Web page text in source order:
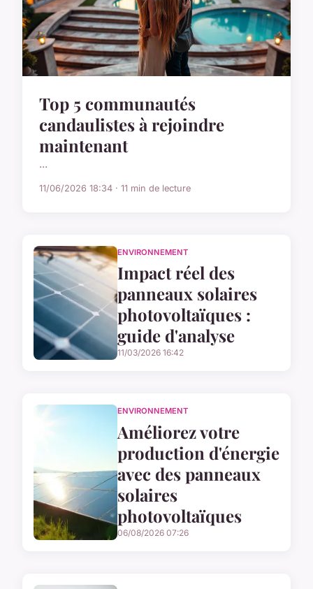
Top 5 communautés
candaulistes à rejoindre
maintenant
...
11/06/2026 18:34 · 11 min de lecture
ENVIRONNEMENT
Impact réel des
panneaux solaires
photovoltaïques :
guide d'analyse
11/03/2026 16:42
ENVIRONNEMENT
Améliorez votre
production d'énergie
avec des panneaux
solaires
photovoltaïques
06/08/2026 07:26